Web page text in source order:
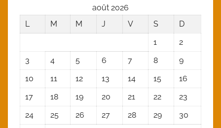
août 2026
L
M M J V S
D
1
2
3
4 5 6 7 8
9
10
11 12 13 14 15
16
17
18 19 20 21 22
23
24
25 26 27 28 29 30